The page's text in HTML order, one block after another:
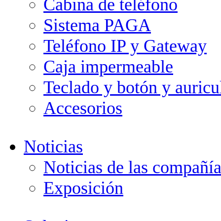
Cabina de teléfono
Sistema PAGA
Teléfono IP y Gateway
Caja impermeable
Teclado y botón y
Accesorios
Noticias
Noticias de las
Exposición